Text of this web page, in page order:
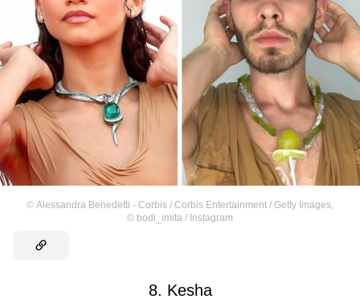
© Alessandra Benedetti - Corbis / Corbis Entertainment / Getty Images
© bodi_imita / Instagram
8. Kesha